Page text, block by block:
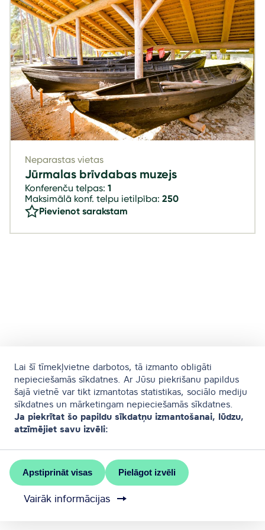
Neparastas vietas
Jūrmalas brīvdabas muzejs
Konferenču telpas: 1
Maksimālā konf. telpu ietilpība: 250
Pievienot sarakstam
Lai šī tīmekļvietne darbotos, tā izmanto obligāti
nepieciešamās sīkdatnes. Ar Jūsu piekrišanu papildus
šajā vietnē var tikt izmantotas statistikas, sociālo mediju
sīkdatnes un mārketingam nepieciešamās sīkdatnes.
Ja piekrītat šo papildu sīkdatņu izmantošanai, lūdzu,
atzīmējiet savu izvēli:
Apstiprināt visas Pielāgot izvēli
Vairāk informācijas